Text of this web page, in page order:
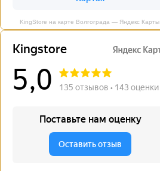
KingStore на карте Волгограда — Яндекс Карты